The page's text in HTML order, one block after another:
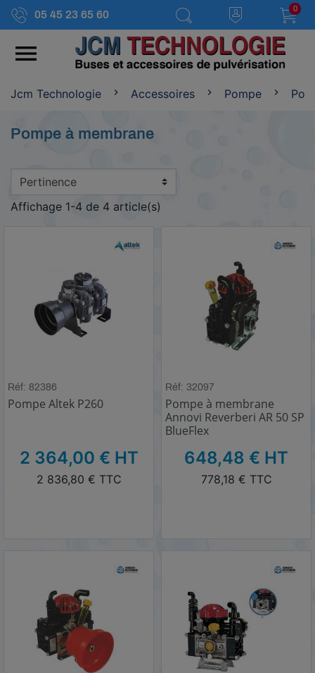
05 45 23 65 60
0

Jcm Technologie Accessoires Pompe
Pompe à membrane
Affichage 1-4 de 4 article(s)
Réf: 82386
Pompe Altek P260
HT2 364,00 € HT
2 836,80 € TTC
Réf: 32097
Pompe à membrane
Annovi Reverberi AR 50 SP
BlueFlex
648,48 € HT
778,18 € TTC